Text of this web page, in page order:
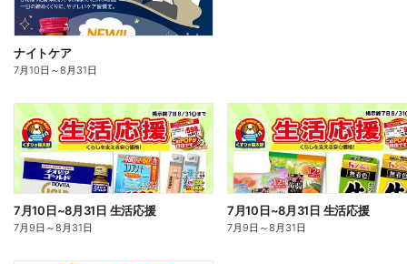
ナイトケア
7月10日 ～8月31日
7月10日~8月31日 生活応援
7月9日 ～8月31日
7月10日~8月31日 生活応援
7月9日 ～8月31日